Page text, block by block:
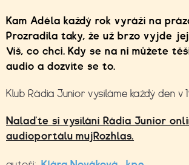
Kam Adéla každý rok vyráží na
Prozradila taky, že už brzo vyjde
Víš, co chci. Kdy se na ni můžete
audio a dozvíte se to.
Klub Rádia Junior vysíláme každý den v
Nalaďte si vysílání Rádia Junior
audioportálu mujRozhlas.